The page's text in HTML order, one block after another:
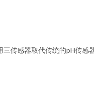
传感器取代传统的pH传感